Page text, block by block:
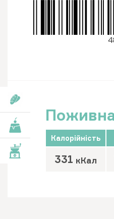
Поживна
Калорійність
331 кКал